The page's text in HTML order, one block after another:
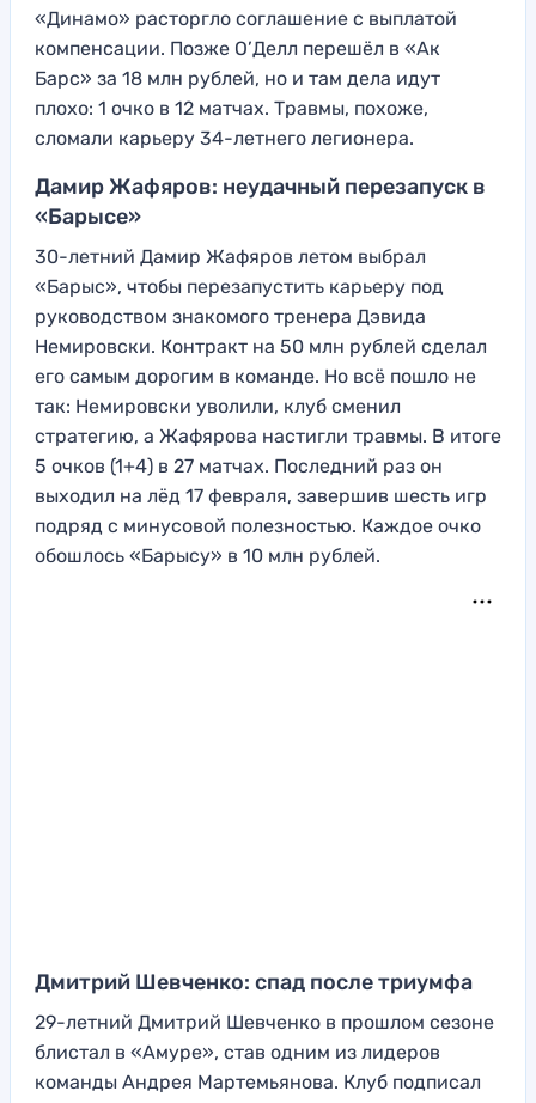
«Динамо» расторгло соглашение с выплатой
компенсации. Позже О’Делл перешёл в «Ак
Барс» за 18 млн рублей, но и там дела идут
плохо: 1 очко в 12 матчах. Травмы, похоже,
сломали карьеру 34-летнего легионера.
Дамир Жафяров: неудачный перезапуск в
«Барысе»
30-летний Дамир Жафяров летом выбрал
«Барыс», чтобы перезапустить карьеру под
руководством знакомого тренера Дэвида
Немировски. Контракт на 50 млн рублей сделал
его самым дорогим в команде. Но всё пошло не
так: Немировски уволили, клуб сменил
стратегию, а Жафярова настигли травмы. В итоге
5 очков (1+4) в 27 матчах. Последний раз он
выходил на лёд 17 февраля, завершив шесть игр
подряд с минусовой полезностью. Каждое очко
обошлось «Барысу» в 10 млн рублей.
Дмитрий Шевченко: спад после триумфа
29-летний Дмитрий Шевченко в прошлом сезоне
блистал в «Амуре», став одним из лидеров
команды Андрея Мартемьянова. Клуб подписал